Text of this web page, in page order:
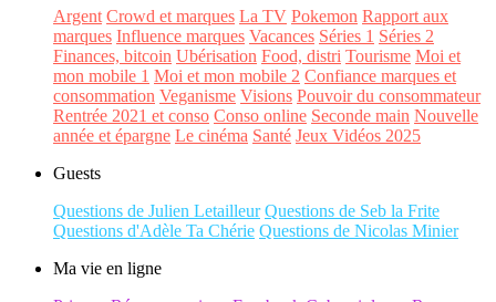
Argent Crowd et marques La TV Pokemon Rapport aux
marques Influence marques Vacances Séries 1 Séries 2
Finances, bitcoin Ubérisation Food, distri Tourisme Moi et
mon mobile 1 Moi et mon mobile 2 Confiance marques et
consommation Veganisme Visions Pouvoir du consommateur
Rentrée 2021 et conso Conso online Seconde main Nouvelle
année et épargne Le cinéma Santé Jeux Vidéos 2025
Guests
Questions de Julien Letailleur Questions de Seb la Frite
Questions d'Adèle Ta Chérie Questions de Nicolas Minier
Ma vie en ligne